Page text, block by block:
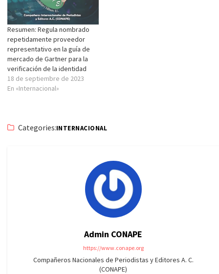
Resumen: Regula nombrado
repetidamente proveedor
representativo en la guía de
mercado de Gartner para la
verificación de la identidad
18 de septiembre de 2023
En «Internacional»
Categories:INTERNACIONAL
Admin CONAPE
https://www.conape.org
Compañeros Nacionales de Periodistas y Editores A. C.
(CONAPE)